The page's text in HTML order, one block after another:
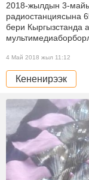
2018-жылдын 3-
радиостанциясына
бери Кыргызстанда
4 Май 2018 жыл 11:12
Кененирээк